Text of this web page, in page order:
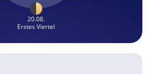
20.08.
Erstes Viertel